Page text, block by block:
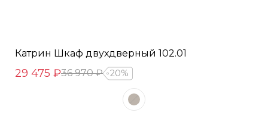
Катрин Шкаф двухдверный 102.01
29 475 ₽36 970 ₽ 20%